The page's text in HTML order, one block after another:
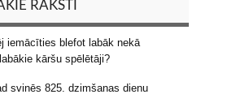
RAKSTI
iemācīties blefot labāk nekā
kāršu spēlētāji?
svinēs 825. dzimšanas dienu